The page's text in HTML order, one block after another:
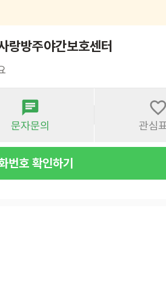
랑방주야간보호센터
문자문의 관심
번호 확인하기